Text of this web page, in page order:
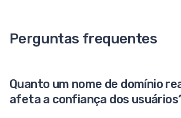
Perguntas frequentes
Quanto um nome de domínio
afeta a confiança dos